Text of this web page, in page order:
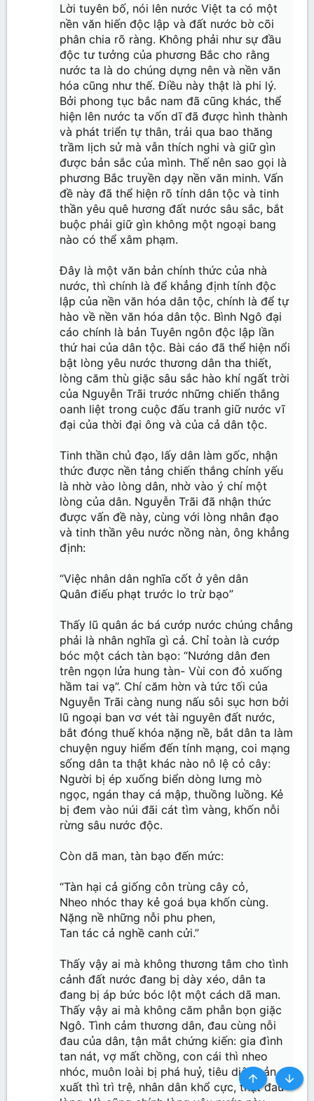
Lời tuyên bố, nói lên nước Việt ta có một
nền văn hiến độc lập và đất nước bờ cõi
phân chia rõ ràng. Không phải như sự đầu
độc tư tưởng của phương Bắc cho rằng
nước ta là do chúng dựng nên và nền văn
hóa cũng như thế. Điều này thật là phi lý.
Bởi phong tục bắc nam đã cũng khác, thể
hiện lên nước ta vốn dĩ đã được hình thành
và phát triển tự thân, trải qua bao thăng
trầm lịch sử mà vẫn thích nghi và giữ gìn
được bản sắc của mình. Thế nên sao gọi là
phương Bắc truyền dạy nền văn minh. Vấn
đề này đã thể hiện rõ tính dân tộc và tinh
thần yêu quê hương đất nước sâu sắc, bắt
buộc phải giữ gìn không một ngoại bang
nào có thể xâm phạm.
Đây là một văn bản chính thức của nhà
nước, thì chính là để khẳng định tính độc
lập của nền văn hóa dân tộc, chính là để tự
hào về nền văn hóa dân tộc. Bình Ngô đại
cáo chính là bản Tuyên ngôn độc lập lần
thứ hai của dân tộc. Bài cáo đã thể hiện nổi
bật lòng yêu nước thương dân tha thiết,
lòng căm thù giặc sâu sắc hào khí ngất trời
của Nguyễn Trãi trước những chiến thắng
oanh liệt trong cuộc đấu tranh giữ nước vĩ
đại của thời đại ông và của cả dân tộc.
Tinh thần chủ đạo, lấy dân làm gốc, nhận
thức được nền tảng chiến thắng chính yếu
là nhờ vào lòng dân, nhờ vào ý chí một
lòng của dân. Nguyễn Trãi đã nhận thức
được vấn đề này, cùng với lòng nhân đạo
và tinh thần yêu nước nồng nàn, ông khẳng
định:
“Việc nhân dân nghĩa cốt ở yên dân
Quân điếu phạt trước lo trừ bạo”
Thấy lũ quân ác bá cướp nước chúng chẳng
phải là nhân nghĩa gì cả. Chỉ toàn là cướp
bóc một cách tàn bạo: “Nướng dân đen
trên ngọn lửa hung tàn- Vùi con đỏ xuống
hầm tai vạ”. Chí căm hờn và tức tối của
Nguyễn Trãi càng nung nấu sôi sục hơn bởi
lũ ngoại ban vơ vét tài nguyên đất nước,
bắt đóng thuế khóa nặng nề, bắt dân ta làm
chuyện nguy hiểm đến tính mạng, coi mạng
sống dân ta thật khác nào nô lệ cỏ cây:
Người bị ép xuống biển dòng lưng mò
ngọc, ngán thay cá mập, thuồng luồng. Kẻ
bị đem vào núi đãi cát tìm vàng, khốn nỗi
rừng sâu nước độc.
Còn dã man, tàn bạo đến mức:
“Tàn hại cả giống côn trùng cây cỏ,
Nheo nhóc thay kẻ goá bụa khốn cùng.
Nặng nề những nỗi phu phen,
Tan tác cả nghề canh cửi.”
Thấy vậy ai mà không thương tâm cho tình
cảnh đất nước đang bị dày xéo, dân ta
đang bị áp bức bóc lột một cách dã man.
Thấy vậy ai mà không căm phẫn bọn giặc
Ngô. Tình cảm thương dân, đau cùng nỗi
đau của dân, tận mắt chứng kiến: gia đình
tan nát, vợ mất chồng, con cái thì nheo
nhóc, muôn loài bị phá huỷ, tiêu diệt, sản
xuất thì trì trệ, nhân dân khổ cực, thật đau
Top